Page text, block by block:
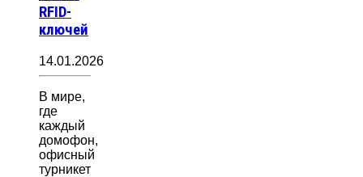
RFID-
ключей
14.01.2026
В мире,
где
каждый
домофон,
офисный
турникет